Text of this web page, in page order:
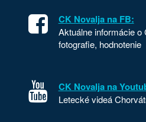
CK Novalja na FB:
Aktuálne informácie o
fotografie, hodnotenie
CK Novalja na
Letecké videá